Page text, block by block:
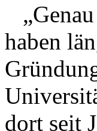
haben
dort seit